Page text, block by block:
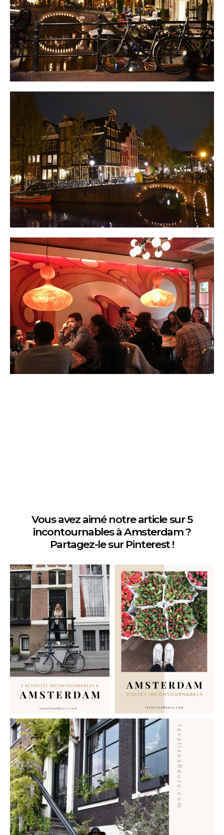
Vous avez aimé notre article sur 5
incontournables à Amsterdam ?
Partagez-le sur Pinterest !